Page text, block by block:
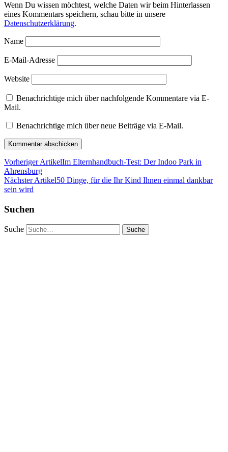
Wenn Du wissen möchtest, welche Daten wir beim Hinterlassen
eines Kommentars speichern, schau bitte in unsere
Datenschutzerklärung.
Name
E-Mail-Adresse
Website
Benachrichtige mich über nachfolgende Kommentare via E-
Mail.
Benachrichtige mich über neue Beiträge via E-Mail.
Vorheriger ArtikelIm Elternhandbuch-Test: Der Indoo Park in
Ahrensburg
Nächster Artikel50 Dinge, für die Ihr Kind Ihnen einmal dankbar
sein wird
Suchen
Suche